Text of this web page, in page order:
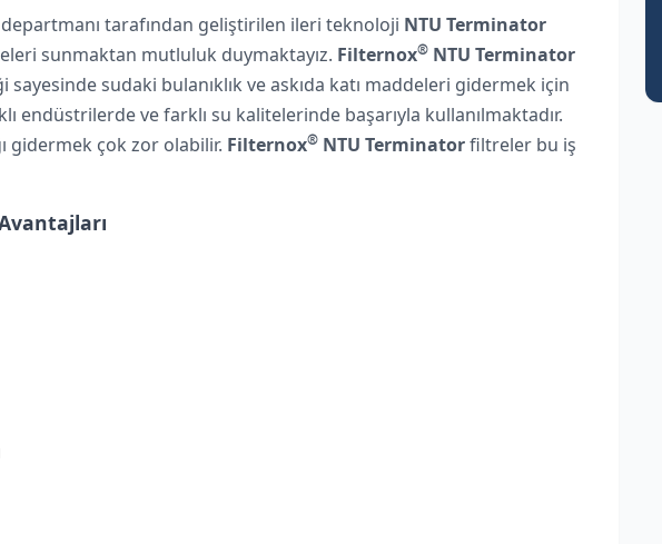
tarafından geliştirilen ileri teknoloji NTU Terminator
sunmaktan mutluluk duymaktayız. Filternox® NTU Terminator
sudaki bulanıklık ve askıda katı maddeleri gidermek için
endüstrilerde ve farklı su kalitelerinde başarıyla kullanılmaktadır.
gidermek çok zor olabilir. Filternox® NTU Terminatorfiltreler bu iş